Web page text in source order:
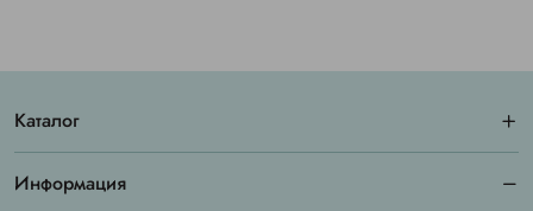
Каталог
Информация